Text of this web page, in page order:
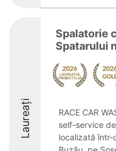
Laureați
Spalatorie
Spatarului
RACE CAR
self-service
localizată într-